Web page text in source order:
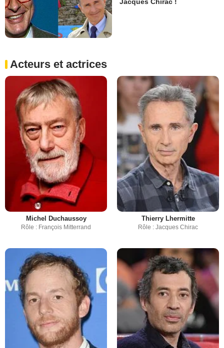
Jacques Chirac !
Acteurs et actrices
Michel Duchaussoy
Rôle : François Mitterrand
Thierry Lhermitte
Rôle : Jacques Chirac